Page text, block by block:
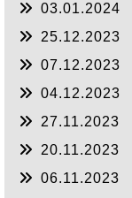
03.01.2024
25.12.2023
07.12.2023
04.12.2023
27.11.2023
20.11.2023
06.11.2023